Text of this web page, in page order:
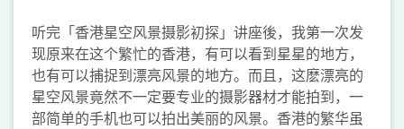
听完「香港星空风景摄影初探」讲座後，我第一次发
现原来在这个繁忙的香港，有可以看到星星的地方，
也有可以捕捉到漂亮风景的地方。而且，这麽漂亮的
星空风景竟然不一定要专业的摄影器材才能拍到，一
部简单的手机也可以拍出美丽的风景。香港的繁华虽